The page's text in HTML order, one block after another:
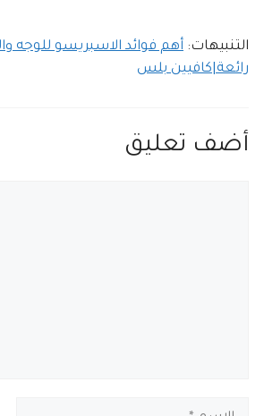
التنبيهات:
رائعة|كافيين بلس
أضف تعليق
الاسم